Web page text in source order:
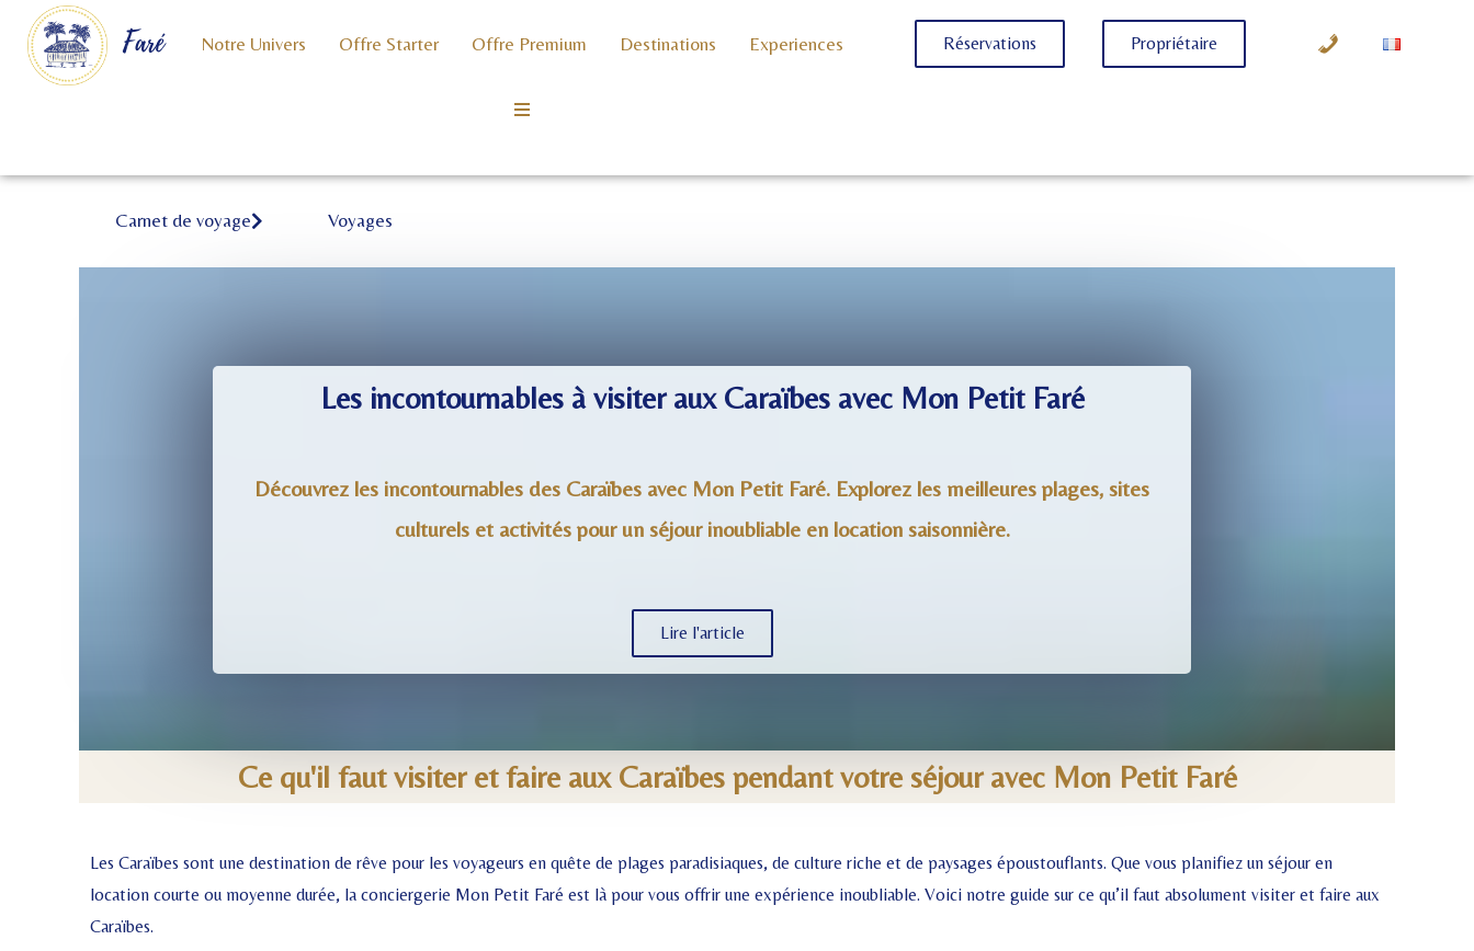
Faré Notre Univers Offre Starter Offre Premium Destinations Experiences Réservations Propriétaire
Carnet de voyage Voyages
Les incontournables à visiter aux Caraïbes avec Mon Petit Faré
Découvrez les incontournables des Caraïbes avec Mon Petit Faré. Explorez les meilleures plages, sites
culturels et activités pour un séjour inoubliable en location saisonnière.
Lire l'article
Ce qu'il faut visiter et faire aux Caraïbes pendant votre séjour avec Mon Petit Faré
Les Caraïbes sont une destination de rêve pour les voyageurs en quête de plages paradisiaques, de culture riche et de paysages époustouflants. Que vous planifiez un séjour en
location courte ou moyenne durée, la conciergerie Mon Petit Faré est là pour vous offrir une expérience inoubliable. Voici notre guide sur ce qu’il faut absolument visiter et faire aux
Caraïbes.